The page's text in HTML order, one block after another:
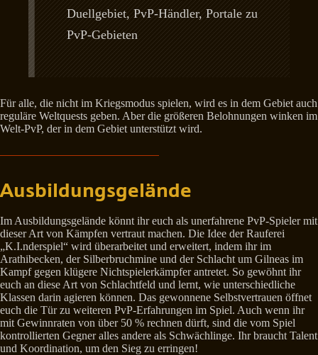
Duellgebiet, PvP-Händler, Portale zu
PvP-Gebieten
Für alle, die nicht im Kriegsmodus spielen, wird es in dem Gebiet auch
reguläre Weltquests geben. Aber die größeren Belohnungen winken im
Welt-PvP, der in dem Gebiet unterstützt wird.
Ausbildungsgelände
Im Ausbildungsgelände könnt ihr euch als unerfahrene PvP-Spieler mit
dieser Art von Kämpfen vertraut machen. Die Idee der Rauferei
„K.I.nderspiel“ wird überarbeitet und erweitert, indem ihr im
Arathibecken, der Silberbruchmine und der Schlacht um Gilneas im
Kampf gegen klügere Nichtspielerkämpfer antretet. So gewöhnt ihr
euch an diese Art von Schlachtfeld und lernt, wie unterschiedliche
Klassen darin agieren können. Das gewonnene Selbstvertrauen öffnet
euch die Tür zu weiteren PvP-Erfahrungen im Spiel. Auch wenn ihr
mit Gewinnraten von über 50 % rechnen dürft, sind die vom Spiel
kontrollierten Gegner alles andere als Schwächlinge. Ihr braucht Talent
und Koordination, um den Sieg zu erringen!